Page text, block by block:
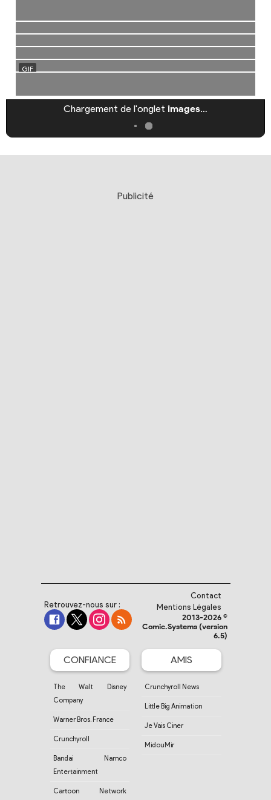
Chargement de l'onglet images…
Publicité
Retrouvez-nous sur :
Contact
Mentions Légales
2013-2026 ©
Comic.Systems (version
6.5)
CONFIANCE
The Walt Disney
Company
Warner Bros. France
Crunchyroll
Bandai Namco
Entertainment
Cartoon Network
AMIS
Crunchyroll News
Little Big Animation
Je Vais Ciner
MidouMir